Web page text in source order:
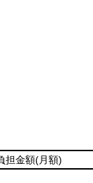
担金額(月額)